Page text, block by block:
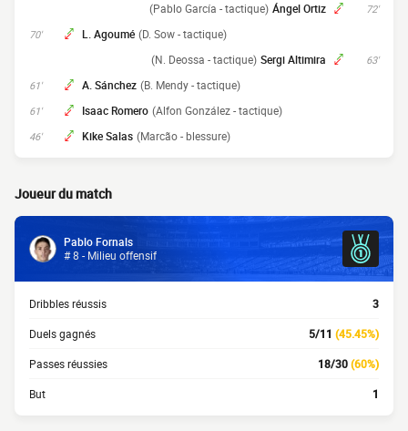
72'
Ángel Ortiz
(Pablo García - tactique)
70' L. Agoumé (D. Sow - tactique)
63'
Sergi Altimira
(N. Deossa - tactique)
61' A. Sánchez (B. Mendy - tactique)
61' Isaac Romero (Alfon González - tactique)
46' Kike Salas (Marcão - blessure)
Joueur du match
Pablo Fornals
# 8 - Milieu offensif
Dribbles réussis 3
Duels gagnés 5/11 (45.45%)
Passes réussies 18/30(60%)
But 1